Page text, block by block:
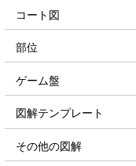
コート図
部位
ゲーム盤
図解テンプレート
その他の図解